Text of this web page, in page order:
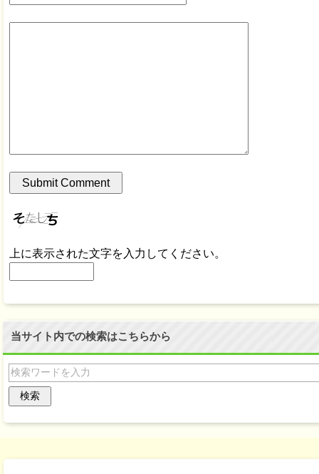
上に表示された文字を入力してください。
当サイト内での検索はこちらから